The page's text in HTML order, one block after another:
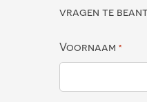
vragen te
Voornaam *